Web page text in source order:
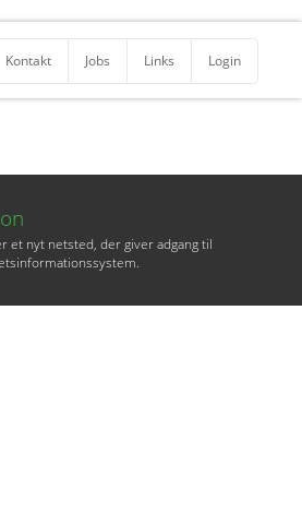
Kontakt Jobs Links Login
et nyt netsted, der giver adgang til